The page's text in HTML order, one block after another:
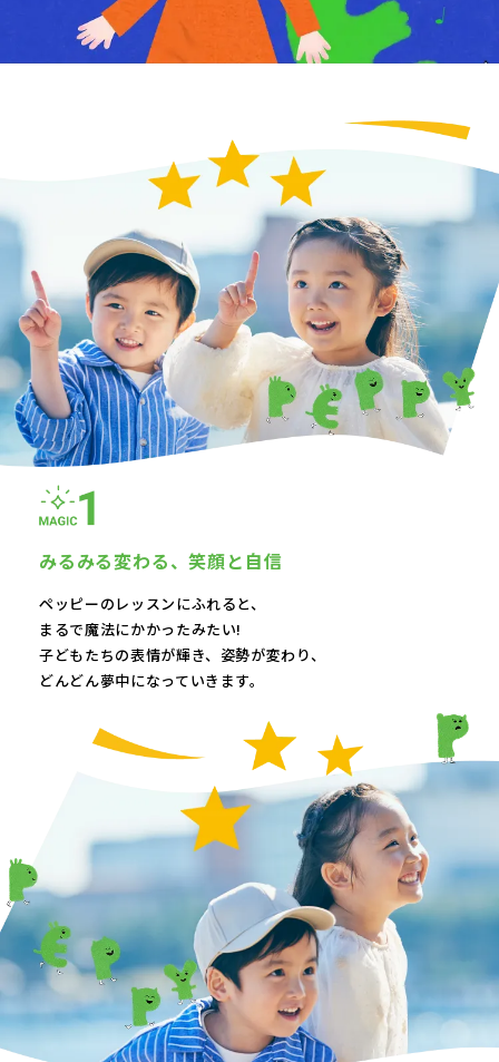
みるみる変わる、笑顔と自信
ペッピーのレッスンにふれると、
まるで魔法にかかったみたい!
子どもたちの表情が輝き、 姿勢が変わり、
どんどん夢中になっていきます。